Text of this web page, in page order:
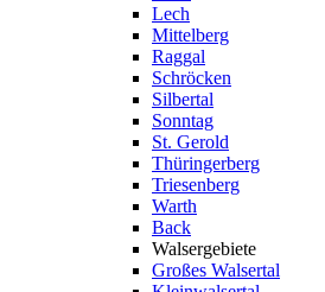
Lech
Mittelberg
Raggal
Schröcken
Silbertal
Sonntag
St. Gerold
Thüringerberg
Triesenberg
Warth
Back
Walsergebiete
Großes Walsertal